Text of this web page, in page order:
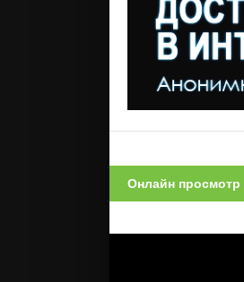
Онлайн просмотр